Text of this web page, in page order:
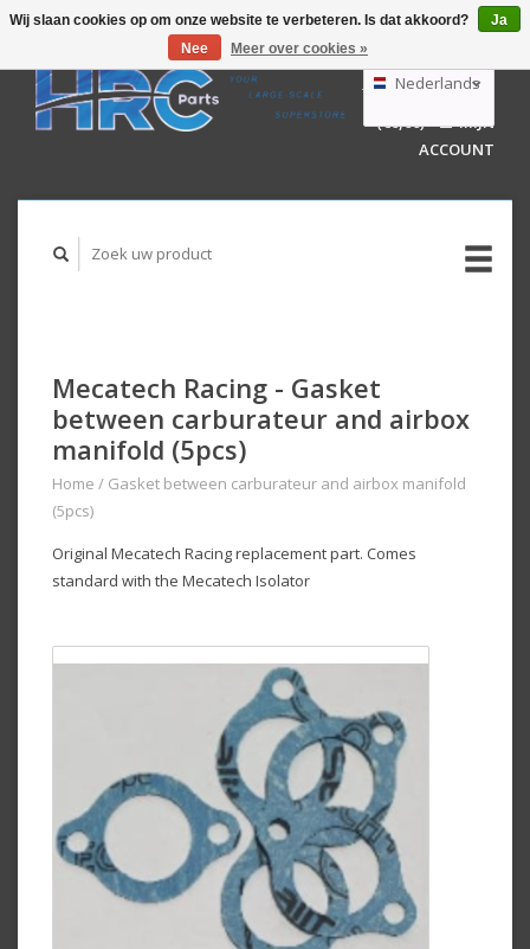
GBP
AUD
Nederlands
Deutsch
English
WINKELWAGEN
(€0,00)
MIJN
ACCOUNT
Mecatech Racing - Gasket
between carburateur and airbox
manifold (5pcs)
Home / Gasket between carburateur and airbox manifold
(5pcs)
Original Mecatech Racing replacement part. Comes
standard with the Mecatech Isolator
Wij slaan cookies op om onze website te verbeteren. Is dat akkoord?
Ja
Nee
Meer over cookies »